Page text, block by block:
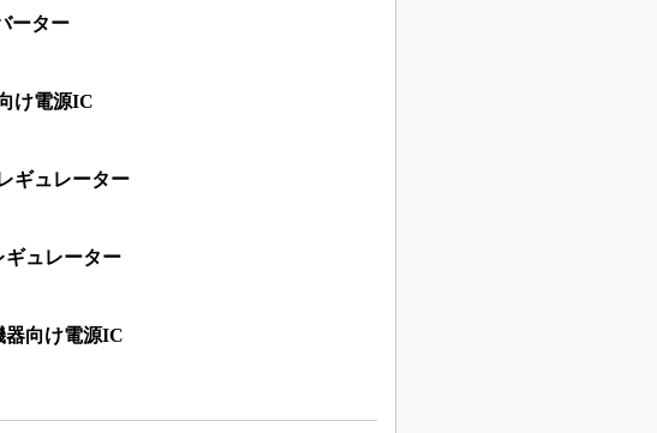
ーター
け電源IC
ギュレーター
ュレーター
器向け電源IC